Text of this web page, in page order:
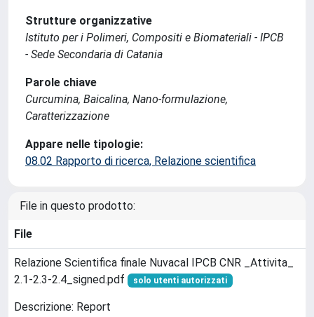
Strutture organizzative
Istituto per i Polimeri, Compositi e Biomateriali - IPCB
- Sede Secondaria di Catania
Parole chiave
Curcumina, Baicalina, Nano-formulazione,
Caratterizzazione
Appare nelle tipologie:
08.02 Rapporto di ricerca, Relazione scientifica
File in questo prodotto:
File
Relazione Scientifica finale Nuvacal IPCB CNR _Attivita_
2.1-2.3-2.4_signed.pdf
solo utenti autorizzati
Descrizione: Report